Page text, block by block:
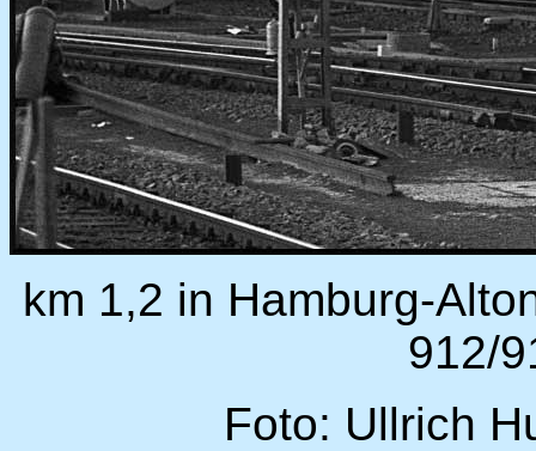
km 1,2 in Hamburg-
912/
Foto: Ullrich